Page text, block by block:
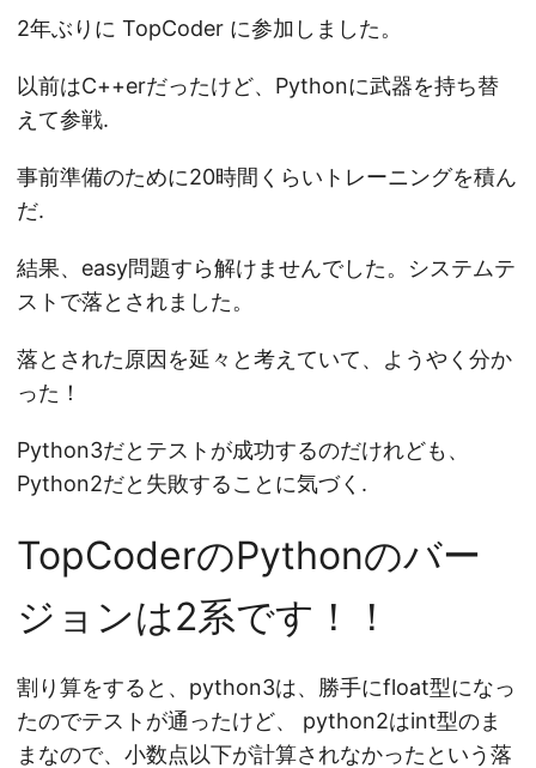
2年ぶりに TopCoder に参加しました。
以前はC++erだったけど、Pythonに武器を持ち替
えて参戦.
事前準備のために20時間くらいトレーニングを積ん
だ.
結果、easy問題すら解けませんでした。システムテ
ストで落とされました。
落とされた原因を延々と考えていて、ようやく分か
った！
Python3だとテストが成功するのだけれども、
Python2だと失敗することに気づく.
TopCoderのPythonのバー
ジョンは2系です！！
割り算をすると、python3は、勝手にfloat型になっ
たのでテストが通ったけど、 python2はint型のま
まなので、小数点以下が計算されなかったという落